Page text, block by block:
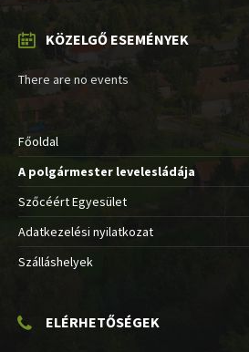
KÖZELGŐ ESEMÉNYEK
There are no events
Főoldal
A polgármester levelesládája
Szőcéért Egyesület
Adatkezelési nyilatkozat
Szálláshelyek
ELÉRHETŐSÉGEK